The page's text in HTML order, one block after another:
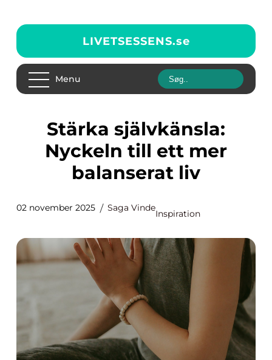
LIVETSESSENS.se
Menu
Stärka självkänsla:
Nyckeln till ett mer
balanserat liv
02 november 2025 Saga Vinde
Inspiration